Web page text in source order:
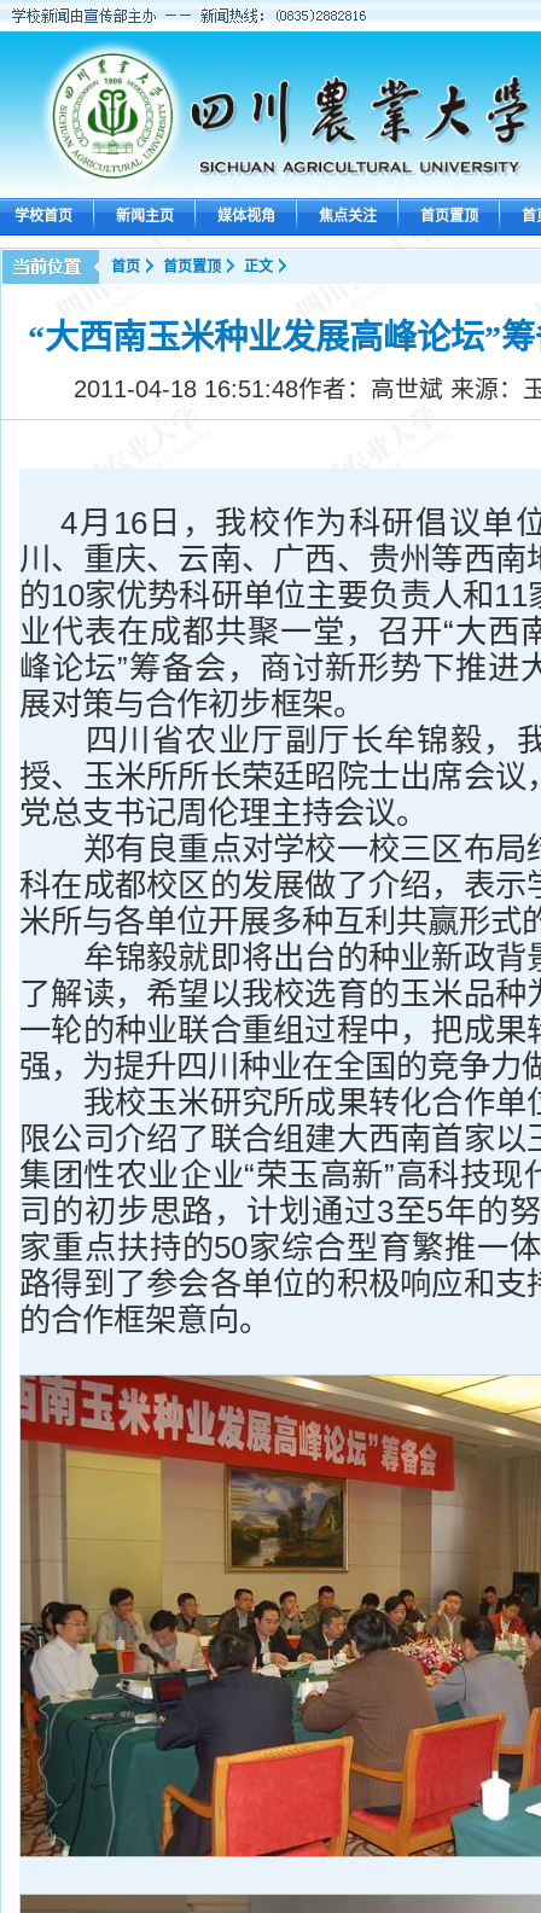
学校首页 新闻主页 媒体视角 焦点关注 首页置顶 首
首页 首页置顶 正文
“大西南玉米种业发展高峰论坛”
2011-04-18 16:51:48作者：高世斌 来源：
4月16日，我校作为科研倡议单
川、重庆、云南、广西、贵州等西南
的10家优势科研单位主要负责人和
业代表在成都共聚一堂，召开“大西
峰论坛”筹备会，商讨新形势下推进
展对策与合作初步框架。
四川省农业厅副厅长牟锦毅，
授、玉米所所长荣廷昭院士出席会议
党总支书记周伦理主持会议。
郑有良重点对学校一校三区布局
科在成都校区的发展做了介绍，表示
米所与各单位开展多种互利共赢形式
牟锦毅就即将出台的种业新政背
了解读，希望以我校选育的玉米品种
一轮的种业联合重组过程中，把成果
强，为提升四川种业在全国的竞争力
我校玉米研究所成果转化合作单
限公司介绍了联合组建大西南首家以
集团性农业企业“荣玉高新”高科技现
司的初步思路，计划通过3至5年的
家重点扶持的50家综合型育繁推一
路得到了参会各单位的积极响应和支
的合作框架意向。